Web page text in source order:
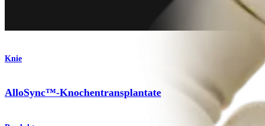
Knie
AlloSync™-Knochentransplantate